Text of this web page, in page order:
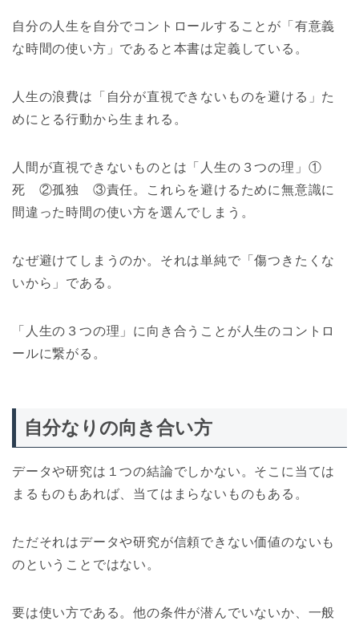
自分の人生を自分でコントロールすることが「有意義
な時間の使い方」であると本書は定義している。
人生の浪費は「自分が直視できないものを避ける」た
めにとる行動から生まれる。
人間が直視できないものとは「人生の３つの理」①
死 ②孤独 ③責任。これらを避けるために無意識に
間違った時間の使い方を選んでしまう。
なぜ避けてしまうのか。それは単純で「傷つきたくな
いから」である。
「人生の３つの理」に向き合うことが人生のコントロ
ールに繋がる。
自分なりの向き合い方
データや研究は１つの結論でしかない。そこに当ては
まるものもあれば、当てはまらないものもある。
ただそれはデータや研究が信頼できない価値のないも
のということではない。
要は使い方である。他の条件が潜んでいないか、一般